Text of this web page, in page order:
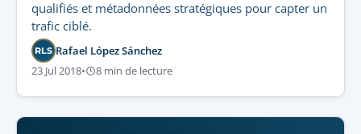
qualifiés et métadonnées stratégiques pour capter un
trafic ciblé.
RLS Rafael López Sánchez
23 Jul 2018• 8 min de lecture